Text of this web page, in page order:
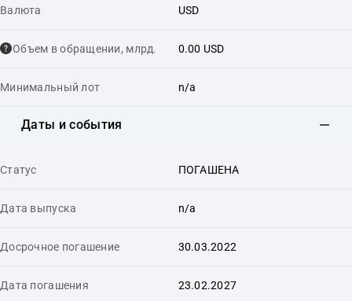
Валюта USD
Объем в обращении, млрд. 0.00 USD
Минимальный лот n/a
Даты и события
Статус ПОГАШЕНА
Дата выпуска n/a
Досрочное погашение 30.03.2022
Дата погашения 23.02.2027